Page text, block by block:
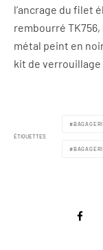
l’ancrage du filet
rembourré TK756,
métal peint en
kit de verrouillage
ÉTIQUETTES